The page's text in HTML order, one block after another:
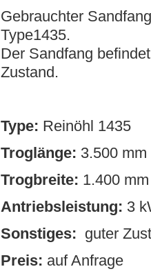
Gebrauchter
Type1435.
Der Sandfang
Zustand.
Type: Reinöhl 1435
Troglänge: 3.500 mm
Trogbreite: 1.400 mm
Antriebsleistung: 3
Sonstiges: guter
Preis: auf Anfrage